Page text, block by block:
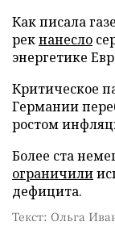
Как писала
рекнанесло
энергетике
Критическое
Германии
ростом
Более ста
ограничили
дефицита.
Текст: Ольга